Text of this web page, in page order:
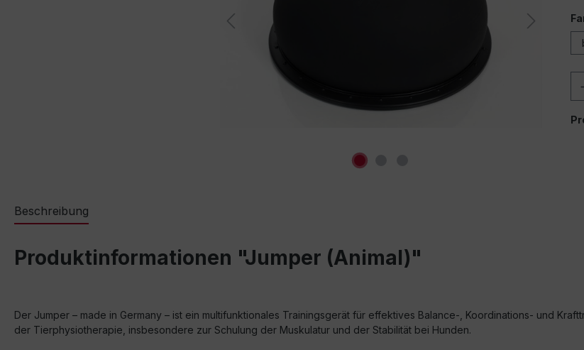
Beschreibung
Produktinformationen "Jumper (Animal)"
Der Jumper – made in Germany – ist ein multifunktionales Trainingsgerät für effektives Balance-, Koordinations- und
der Tierphysiotherapie, insbesondere zur Schulung der Muskulatur und der Stabilität bei Hunden.